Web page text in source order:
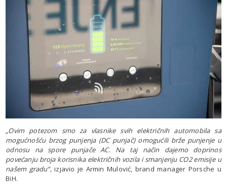
„Ovim potezom smo za vlasnike svih električnih automobila sa
mogućnošću brzog punjenja (DC punjač) omogućili brže punjenje u
odnosu na spore punjače AC. Na taj način dajemo doprinos
povećanju broja korisnika električnih vozila i smanjenju CO2 emisije u
našem gradu“,izjavio je Armin Mulović, brand manager Porsche u
BiH.